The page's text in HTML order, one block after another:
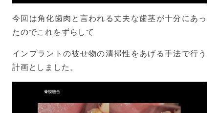
今回は角化歯肉と言われる丈夫な歯茎が十分にあっ
たのでこれをずらして
インプラントの被せ物の清掃性をあげる手法で行う
計画としました。